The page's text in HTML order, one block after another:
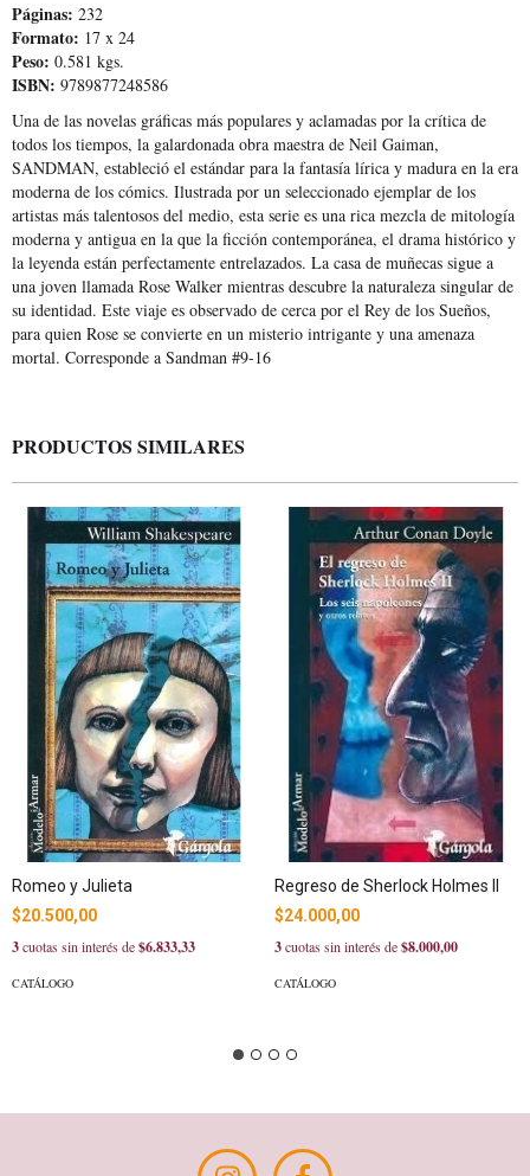
Páginas: 232
Formato: 17 x 24
Peso: 0.581 kgs.
ISBN: 9789877248586
Una de las novelas gráficas más populares y aclamadas por la crítica de
todos los tiempos, la galardonada obra maestra de Neil Gaiman,
SANDMAN, estableció el estándar para la fantasía lírica y madura en la era
moderna de los cómics. Ilustrada por un seleccionado ejemplar de los
artistas más talentosos del medio, esta serie es una rica mezcla de mitología
moderna y antigua en la que la ficción contemporánea, el drama histórico y
la leyenda están perfectamente entrelazados. La casa de muñecas sigue a
una joven llamada Rose Walker mientras descubre la naturaleza singular de
su identidad. Este viaje es observado de cerca por el Rey de los Sueños,
para quien Rose se convierte en un misterio intrigante y una amenaza
mortal. Corresponde a Sandman #9-16
PRODUCTOS SIMILARES
Romeo y Julieta
$20.500,00
3cuotas sin interés de$6.833,33
CATÁLOGO
Regreso de Sherlock Holmes II
$24.000,00
3cuotas sin interés de$8.000,00
CATÁLOGO